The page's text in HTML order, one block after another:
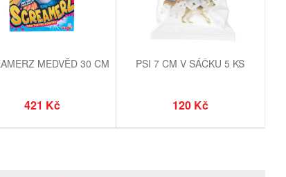
MEDVĚD 30 CM
421 Kč
PSI 7 CM V SÁČKU 5 KS
120 Kč